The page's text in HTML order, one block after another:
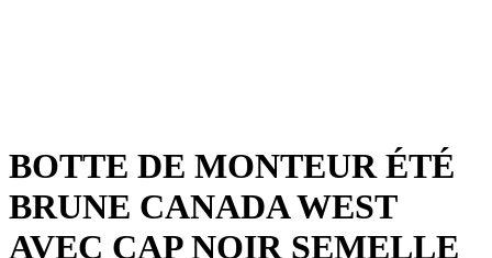
BOTTE DE MONTEUR ÉTÉ
BRUNE CANADA WEST
AVEC CAP NOIR SEMELLE